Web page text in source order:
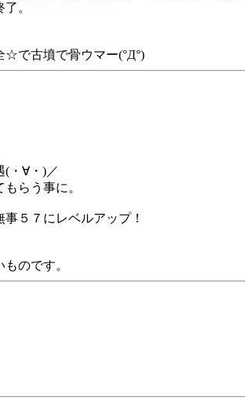
。
☆で古墳で骨ウマー(°Д°)
(・∀・)／
らう事に。
５７にレベルアップ！
のです。